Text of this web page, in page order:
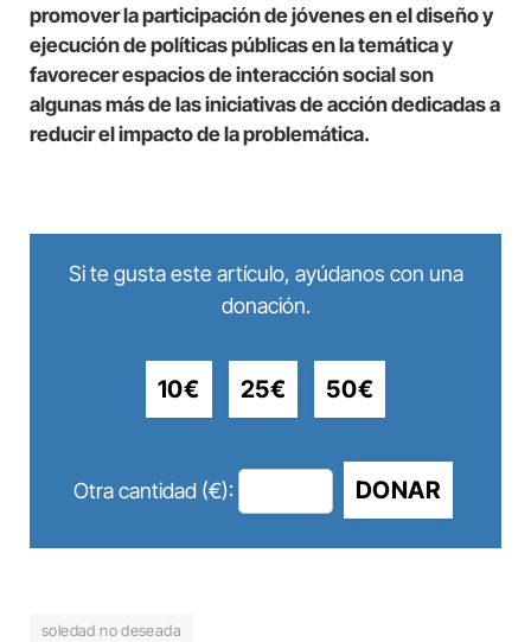
promover la participación de jóvenes en el diseño y
ejecución de políticas públicas en la temática y
favorecer espacios de interacción social son
algunas más de las iniciativas de acción dedicadas a
reducir el impacto de la problemática.
Si te gusta este artículo, ayúdanos con una
donación.
10€ 25€ 50€
Otra cantidad (€): DONAR
soledad no deseada